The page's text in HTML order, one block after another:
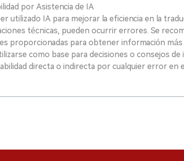
por Asistencia de IA
utilizado IA para mejorar la eficiencia en la
técnicas, pueden ocurrir errores. Se
proporcionadas para obtener información más
como base para decisiones o consejos de
directa o indirecta por cualquier error en